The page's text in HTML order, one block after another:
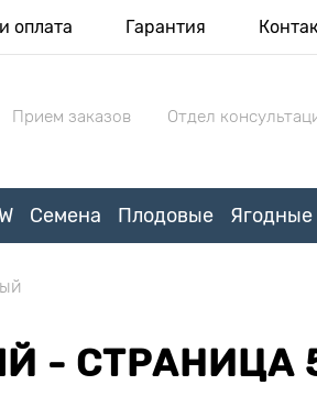
оплата Гарантия
Прием заказов Отдел
Семена Плодовые Ягодные
- СТРАНИЦА